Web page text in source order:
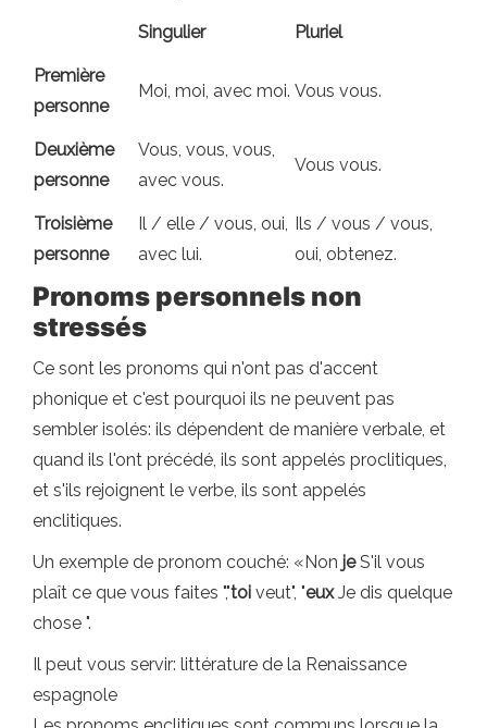
Singulier Pluriel
Première
personne
Moi, moi, avec moi. Vous vous.
Deuxième
personne
Vous, vous, vous,
avec vous.
Vous vous.
Troisième
personne
Il / elle / vous, oui,
avec lui.
Ils / vous / vous,
oui, obtenez.
Pronoms personnels non
stressés
Ce sont les pronoms qui n'ont pas d'accent
phonique et c'est pourquoi ils ne peuvent pas
sembler isolés: ils dépendent de manière verbale, et
quand ils l'ont précédé, ils sont appelés proclitiques,
et s'ils rejoignent le verbe, ils sont appelés
enclitiques.
Un exemple de pronom couché: «Non jeS'il vous
plaît ce que vous faites ","toi veut", "euxJe dis quelque
chose ".
Il peut vous servir: littérature de la Renaissance
espagnole